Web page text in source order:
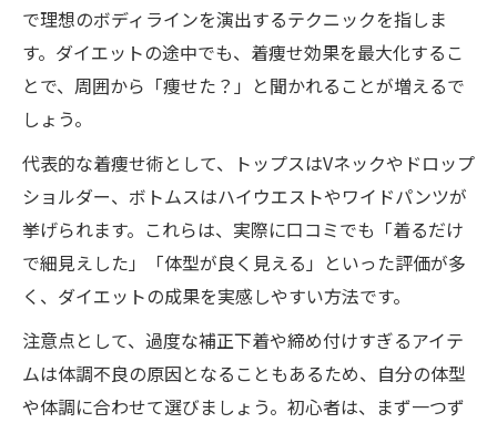
で理想のボディラインを演出するテクニックを指しま
す。ダイエットの途中でも、着痩せ効果を最大化するこ
とで、周囲から「痩せた？」と聞かれることが増えるで
しょう。
代表的な着痩せ術として、トップスはVネックやドロップ
ショルダー、ボトムスはハイウエストやワイドパンツが
挙げられます。これらは、実際に口コミでも「着るだけ
で細見えした」「体型が良く見える」といった評価が多
く、ダイエットの成果を実感しやすい方法です。
注意点として、過度な補正下着や締め付けすぎるアイテ
ムは体調不良の原因となることもあるため、自分の体型
や体調に合わせて選びましょう。初心者は、まず一つず